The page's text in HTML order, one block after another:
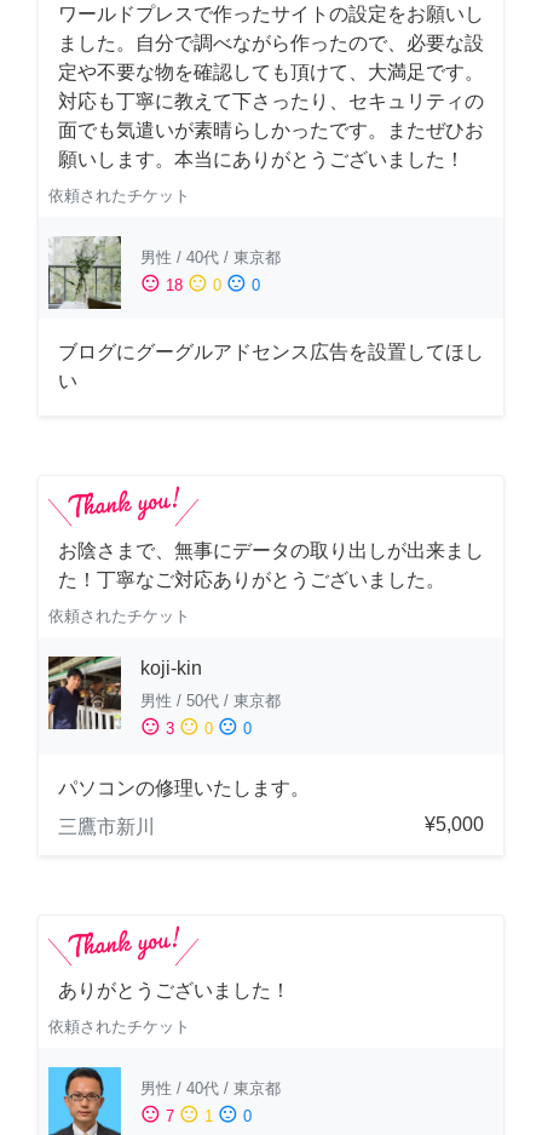
ワールドプレスで作ったサイトの設定をお願いし
ました。自分で調べながら作ったので、必要な設
定や不要な物を確認しても頂けて、大満足です。
対応も丁寧に教えて下さったり、セキュリティの
面でも気遣いが素晴らしかったです。またぜひお
願いします。本当にありがとうございました！
依頼されたチケット
男性 / 40代 / 東京都
sentiment_satisfied 18 sentiment_neutral 0 sentiment_dissatisfied 0
ブログにグーグルアドセンス広告を設置してほし
い
お陰さまで、無事にデータの取り出しが出来まし
た！丁寧なご対応ありがとうございました。
依頼されたチケット
koji-kin
男性 / 50代 / 東京都
sentiment_satisfied 3 sentiment_neutral 0 sentiment_dissatisfied 0
パソコンの修理いたします。
三鷹市新川
¥5,000
ありがとうございました！
依頼されたチケット
男性 / 40代 / 東京都
sentiment_satisfied 7 sentiment_neutral 1 sentiment_dissatisfied 0